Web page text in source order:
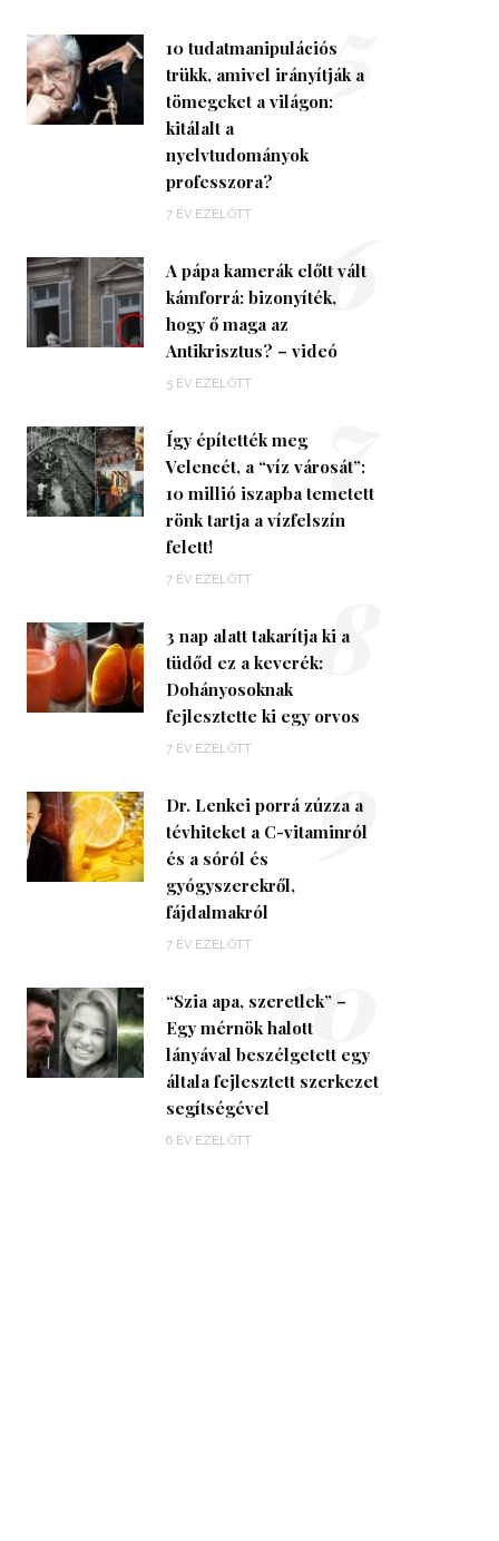
10 tudatmanipulációs
trükk, amivel irányítják a
tömegeket a világon:
kitálalt a
nyelvtudományok
professzora?
7 ÉV EZELŐTT
5
A pápa kamerák előtt vált
kámforrá: bizonyíték,
hogy ő maga az
Antikrisztus? – videó
5 ÉV EZELŐTT
6
Így építették meg
Velencét, a “víz városát”:
10 millió iszapba temetett
rönk tartja a vízfelszín
felett!
7 ÉV EZELŐTT
7
3 nap alatt takarítja ki a
tüdőd ez a keverék:
Dohányosoknak
fejlesztette ki egy orvos
7 ÉV EZELŐTT
8
Dr. Lenkei porrá zúzza a
tévhiteket a C-vitaminról
és a sóról és
gyógyszerekről,
fájdalmakról
7 ÉV EZELŐTT
9
“Szia apa, szeretlek” –
Egy mérnök halott
lányával beszélgetett egy
általa fejlesztett szerkezet
segítségével
6 ÉV EZELŐTT
10